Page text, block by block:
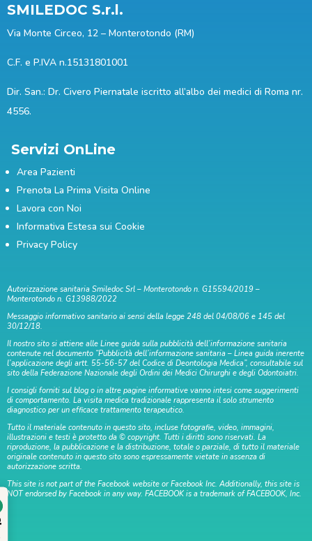
SMILEDOC S.r.l.
Via Monte Circeo, 12 – Monterotondo (RM)
C.F. e P.IVA n.15131801001
Dir. San.: Dr. Civero Piernatale iscritto all’albo dei medici di Roma nr.
4556.
Servizi OnLine
Area Pazienti
Prenota La Prima Visita Online
Lavora con Noi
Informativa Estesa sui Cookie
Privacy Policy
Autorizzazione sanitaria Smiledoc Srl – Monterotondo n. G15594/2019 –
Monterotondo n. G13988/2022
Messaggio informativo sanitario ai sensi della legge 248 del 04/08/06 e 145 del
30/12/18.
Il nostro sito si attiene alle Linee guida sulla pubblicità dell’informazione sanitaria
contenute nel documento “Pubblicità dell’informazione sanitaria – Linea guida inerente
l’applicazione degli artt. 55-56-57 del Codice di Deontologia Medica”, consultabile sul
sito della Federazione Nazionale degli Ordini dei Medici Chirurghi e degli Odontoiatri.
I consigli forniti sul blog o in altre pagine informative vanno intesi come suggerimenti
di comportamento. La visita medica tradizionale rappresenta il solo strumento
diagnostico per un efficace trattamento terapeutico.
Tutto il materiale contenuto in questo sito, incluse fotografie, video, immagini,
illustrazioni e testi è protetto da © copyright. Tutti i diritti sono riservati. La
riproduzione, la pubblicazione e la distribuzione, totale o parziale, di tutto il materiale
originale contenuto in questo sito sono espressamente vietate in assenza di
autorizzazione scritta.
This site is not part of the Facebook website or Facebook Inc. Additionally, this site is
NOT endorsed by Facebook in any way. FACEBOOK is a trademark of FACEBOOK, Inc.